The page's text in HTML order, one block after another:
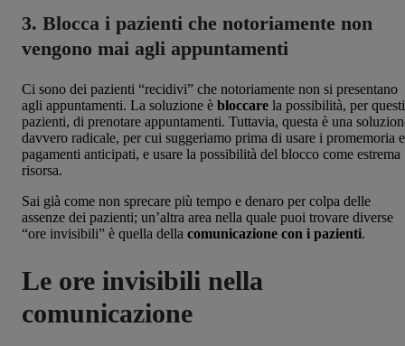
3. Blocca i pazienti che notoriamente non
vengono mai agli appuntamenti
Ci sono dei pazienti “recidivi” che notoriamente non si presentano
agli appuntamenti. La soluzione è bloccare la possibilità, per questi
pazienti, di prenotare appuntamenti. Tuttavia, questa è una
davvero radicale, per cui suggeriamo prima di usare i promemoria
pagamenti anticipati, e usare la possibilità del blocco come estrema
risorsa.
Sai già come non sprecare più tempo e denaro per colpa delle
assenze dei pazienti; un’altra area nella quale puoi trovare diverse
“ore invisibili” è quella della comunicazione con i pazienti.
Le ore invisibili nella
comunicazione